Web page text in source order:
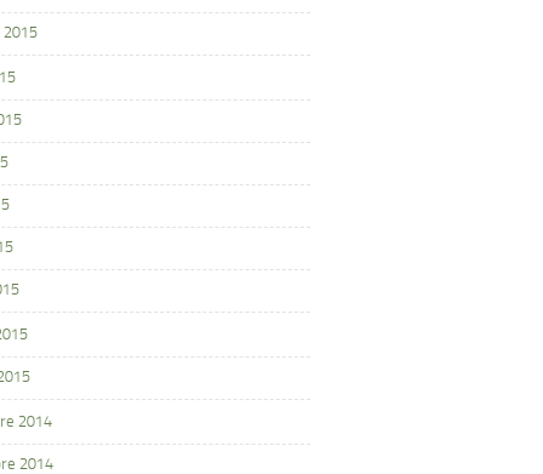
2015
2014
2014